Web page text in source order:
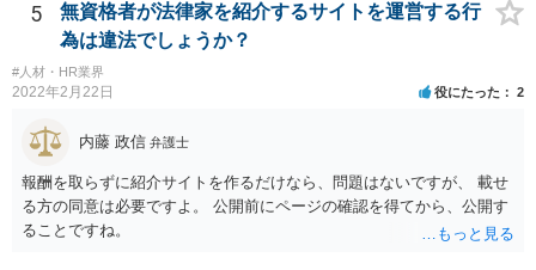
5
無資格者が法律家を紹介するサイトを運営する行
為は違法でしょうか？
#人材・HR業界
2022年2月22日 役にたった 2
内藤 政信 弁護士
報酬を取らずに紹介サイトを作るだけなら、問題はないですが、 載せ
る方の同意は必要ですよ。 公開前にページの確認を得てから、公開す
ることですね。